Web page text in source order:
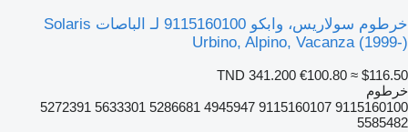
خرطوم سولاريس، وابكو 9115160100 لـ الباصات Solaris
Urbino, Alpino, Vacanza (1999-)
TND 341.200 €100.80 ≈ $116.50
خرطوم
9115160100 9115160107 4945947 5286681 5633301 5272391
5585482